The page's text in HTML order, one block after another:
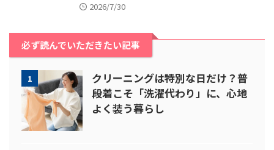
2026/7/30
必ず読んでいただきたい記事
1
クリーニングは特別な日だけ？普
段着こそ「洗濯代わり」に、心地
よく装う暮らし